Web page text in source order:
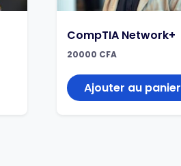
CompTIA Network+
20000 CFA
Ajouter au panier